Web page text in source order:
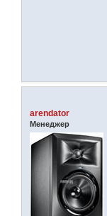
arendator
Менеджер